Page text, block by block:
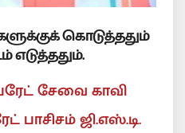
கொடுத்ததும்
எடுத்ததும்.
சேவைகாவி
பாசிசம்ஜி.எஸ்.டி.